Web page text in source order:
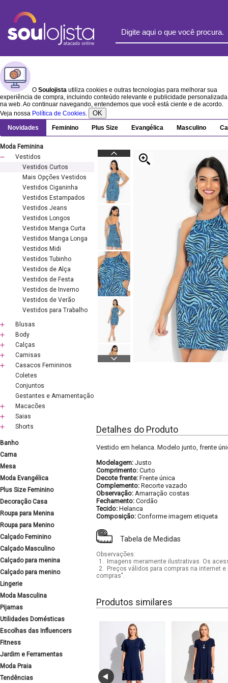
O Soulojista utiliza cookies e outras tecnologias para melhorar sua
experiência de compra, incluindo conteúdo relevante e publicidade personalizada
na web. Ao continuar navegando, entendemos que você está ciente e de acordo.
Veja nossa Política de Cookies. OK
Novidades Feminino Plus Size Evangélica Masculino
Moda Feminina
Vestidos
Vestidos Curtos
Mais Opções Vestidos
Vestidos Ciganinha
Vestidos Estampados
Vestidos Jeans
Vestidos Longos
Vestidos Manga Curta
Vestidos Manga Longa
Vestidos Midi
Vestidos Tubinho
Vestidos de Alça
Vestidos de Festa
Vestidos de Inverno
Vestidos de Verão
Vestidos para Trabalho
Blusas
Body
Calças
Camisas
Casacos Femininos
Coletes
Conjuntos
Gestantes e Amamentação
Macacões
Saias
Shorts
Banho
Cama
Mesa
Moda Evangélica
Plus Size Feminino
Decoração Casa
Roupa para Menina
Roupa para Menino
Calçado Feminino
Calçado Masculino
Calçado para menina
Calçado para menino
Lingerie
Moda Masculina
Pijamas
Utilidades Domésticas
Escolhas das Influencers
Fitness
Jardim e Ferramentas
Moda Praia
Tendências
Detalhes do Produto
Vestido em helanca. Modelo junto, frente
Modelagem: Justo
Comprimento: Curto
Decote frente: Frente única
Complemento: Recorte vazado
Observação: Amarração costas
Fechamento: Cordão
Tecido: Helanca
Composição: Conforme imagem etiqueta
Tabela de Medidas
Observações:
1.
Imagens meramente ilustrativas. Os
2.
Preços válidos para compras na internet
compras".
Produtos similares